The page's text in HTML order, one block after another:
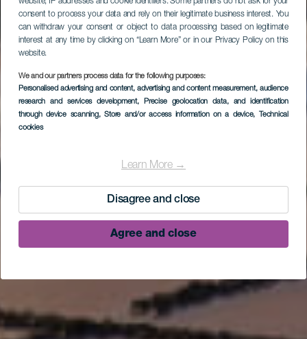
website, IP addresses and cookie identifiers. Some partners do not ask for your
consent to process your data and rely on their legitimate business interest. You
can withdraw your consent or object to data processing based on legitimate
interest at any time by clicking on “Learn More” or in our Privacy Policy on this
website.
We and our partners process data for the following purposes:
Personalised advertising and content, advertising and content measurement, audience
research and services development, Precise geolocation data, and identification
through device scanning, Store and/or access information on a device, Technical
cookies
Learn More →
Disagree and close
Agree and close